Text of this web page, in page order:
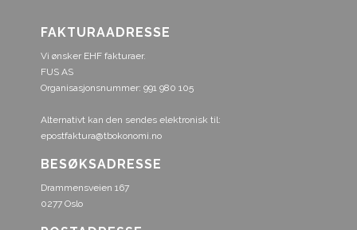
FAKTURAADRESSE
Vi ønsker EHF fakturaer.
FUS AS
Organisasjonsnummer: 991 980 105
Alternativt kan den sendes elektronisk til:
epostfaktura@tbokonomi.no
BESØKSADRESSE
Drammensveien 167
0277 Oslo